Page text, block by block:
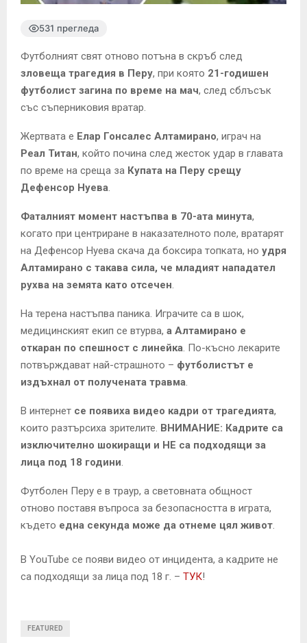
531 прегледа
Футболният свят отново потъна в скръб след
зловеща трагедия в Перу, при която 21-годишен
футболист загина по време на мач, след сблъсък
със съперниковия вратар.
Жертвата е Елар Гонсалес Алтамирано, играч на
Реал Титан, който почина след жесток удар в главата
по време на среща за Купата на Перу срещу
Дефенсор Нуева.
Фаталният момент настъпва в 70-ата минута,
когато при центриране в наказателното поле, вратарят
на Дефенсор Нуева скача да боксира топката, но удря
Алтамирано с такава сила, че младият нападател
рухва на земята като отсечен.
На терена настъпва паника. Играчите са в шок,
медицинският екип се втурва, а Алтамирано е
откаран по спешност с линейка. По-късно лекарите
потвърждават най-страшното – футболистът е
издъхнал от получената травма.
В интернет се появиха видео кадри от трагедията,
които разтърсиха зрителите. ВНИМАНИЕ: Кадрите са
изключително шокиращи и НЕ са подходящи за
лица под 18 години.
Футболен Перу е в траур, а световната общност
отново поставя въпроса за безопасността в играта,
където една секунда може да отнеме цял живот.
В YouTube се появи видео от инцидента, а кадрите не
са подходящи за лица под 18 г. – ТУК!
FEATURED